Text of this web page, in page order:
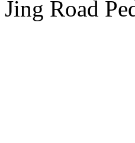
Jing Road